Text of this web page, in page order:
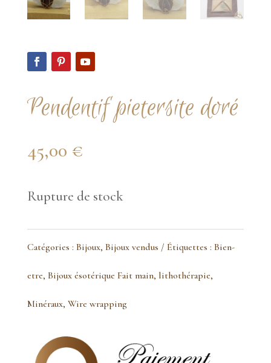
Pendentif pietersite doré
45,00 €
Rupture de stock
Catégories : Bijoux, Bijoux vendus Étiquettes : Bien-
etre, Bijoux ésotérique Fait main, lithothérapie,
Minéraux, Wire wrapping